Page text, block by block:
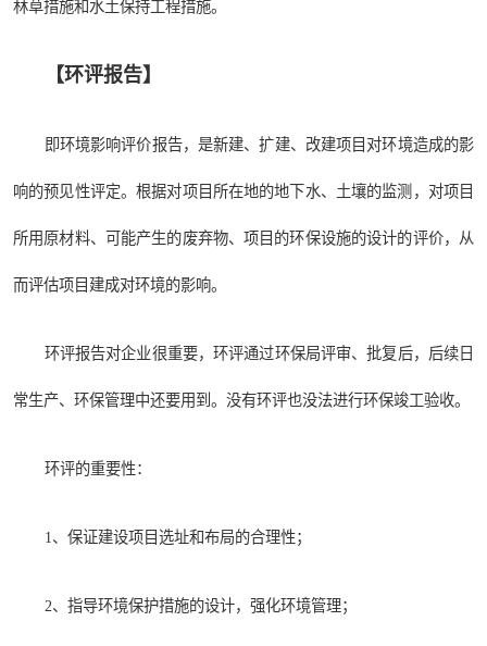
林草措施和水土保持工程措施。
【环评报告】
即环境影响评价报告，是新建、扩建、改建项目对环境造成的影
响的预见性评定。根据对项目所在地的地下水、土壤的监测，对项目
所用原材料、可能产生的废弃物、项目的环保设施的设计的评价，从
而评估项目建成对环境的影响。
环评报告对企业很重要，环评通过环保局评审、批复后，后续日
常生产、环保管理中还要用到。没有环评也没法进行环保竣工验收。
环评的重要性：
1、保证建设项目选址和布局的合理性；
2、指导环境保护措施的设计，强化环境管理；